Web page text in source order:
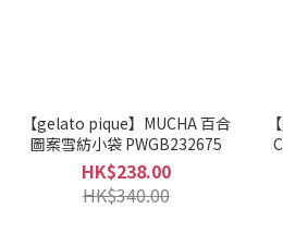
【gelato pique】MUCHA 百合
圖案雪紡小袋 PWGB232675
HK$238.00
HK$340.00